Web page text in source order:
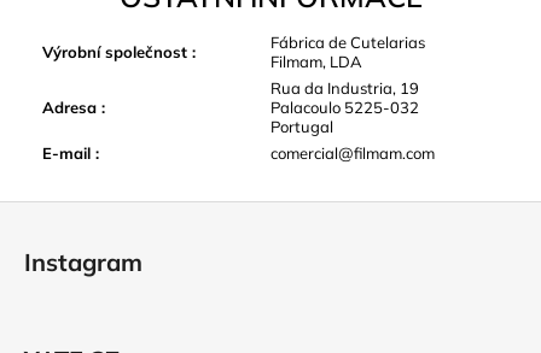
Výrobní společnost :
Fábrica de Cutelarias
Filmam, LDA
Adresa :
Rua da Industria, 19
Palacoulo 5225-032
Portugal
E-mail : comercial@filmam.com
Instagram